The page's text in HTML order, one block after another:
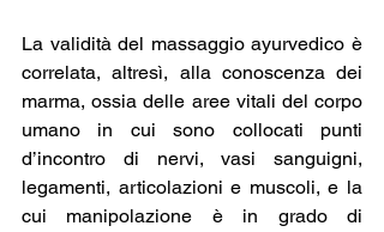
La validità del massaggio ayurvedico è
correlata, altresì, alla conoscenza dei
marma, ossia delle aree vitali del corpo
umano in cui sono collocati punti
d’incontro di nervi, vasi sanguigni,
legamenti, articolazioni e muscoli, e la
cui manipolazione è in grado di